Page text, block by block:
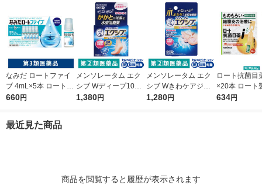
なみだ ロートファイ
ブ 4mL×5本 ロート製
薬 目薬 乾き目 疲れ目
660円
メンソレータム エク
シブ Wディープ10ク
リーム ロート製薬★
1,380円
メンソレータム エク
シブ Wきわケアジェ
ル 15g ロート製薬 ★
1,280円
ロート抗菌目
×20本 ロート
薬 ものもらい
634円
最近見た商品
商品を閲覧すると履歴が表示されます